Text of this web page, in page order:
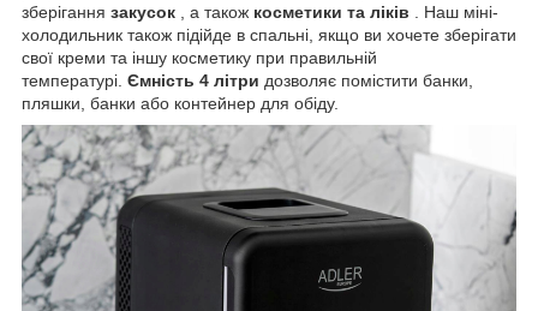
зберігання закусок , а також косметики та ліків . Наш міні-
холодильник також підійде в спальні, якщо ви хочете зберігати
свої креми та іншу косметику при правильній
температурі. Ємність 4 літри дозволяє помістити банки,
пляшки, банки або контейнер для обіду.